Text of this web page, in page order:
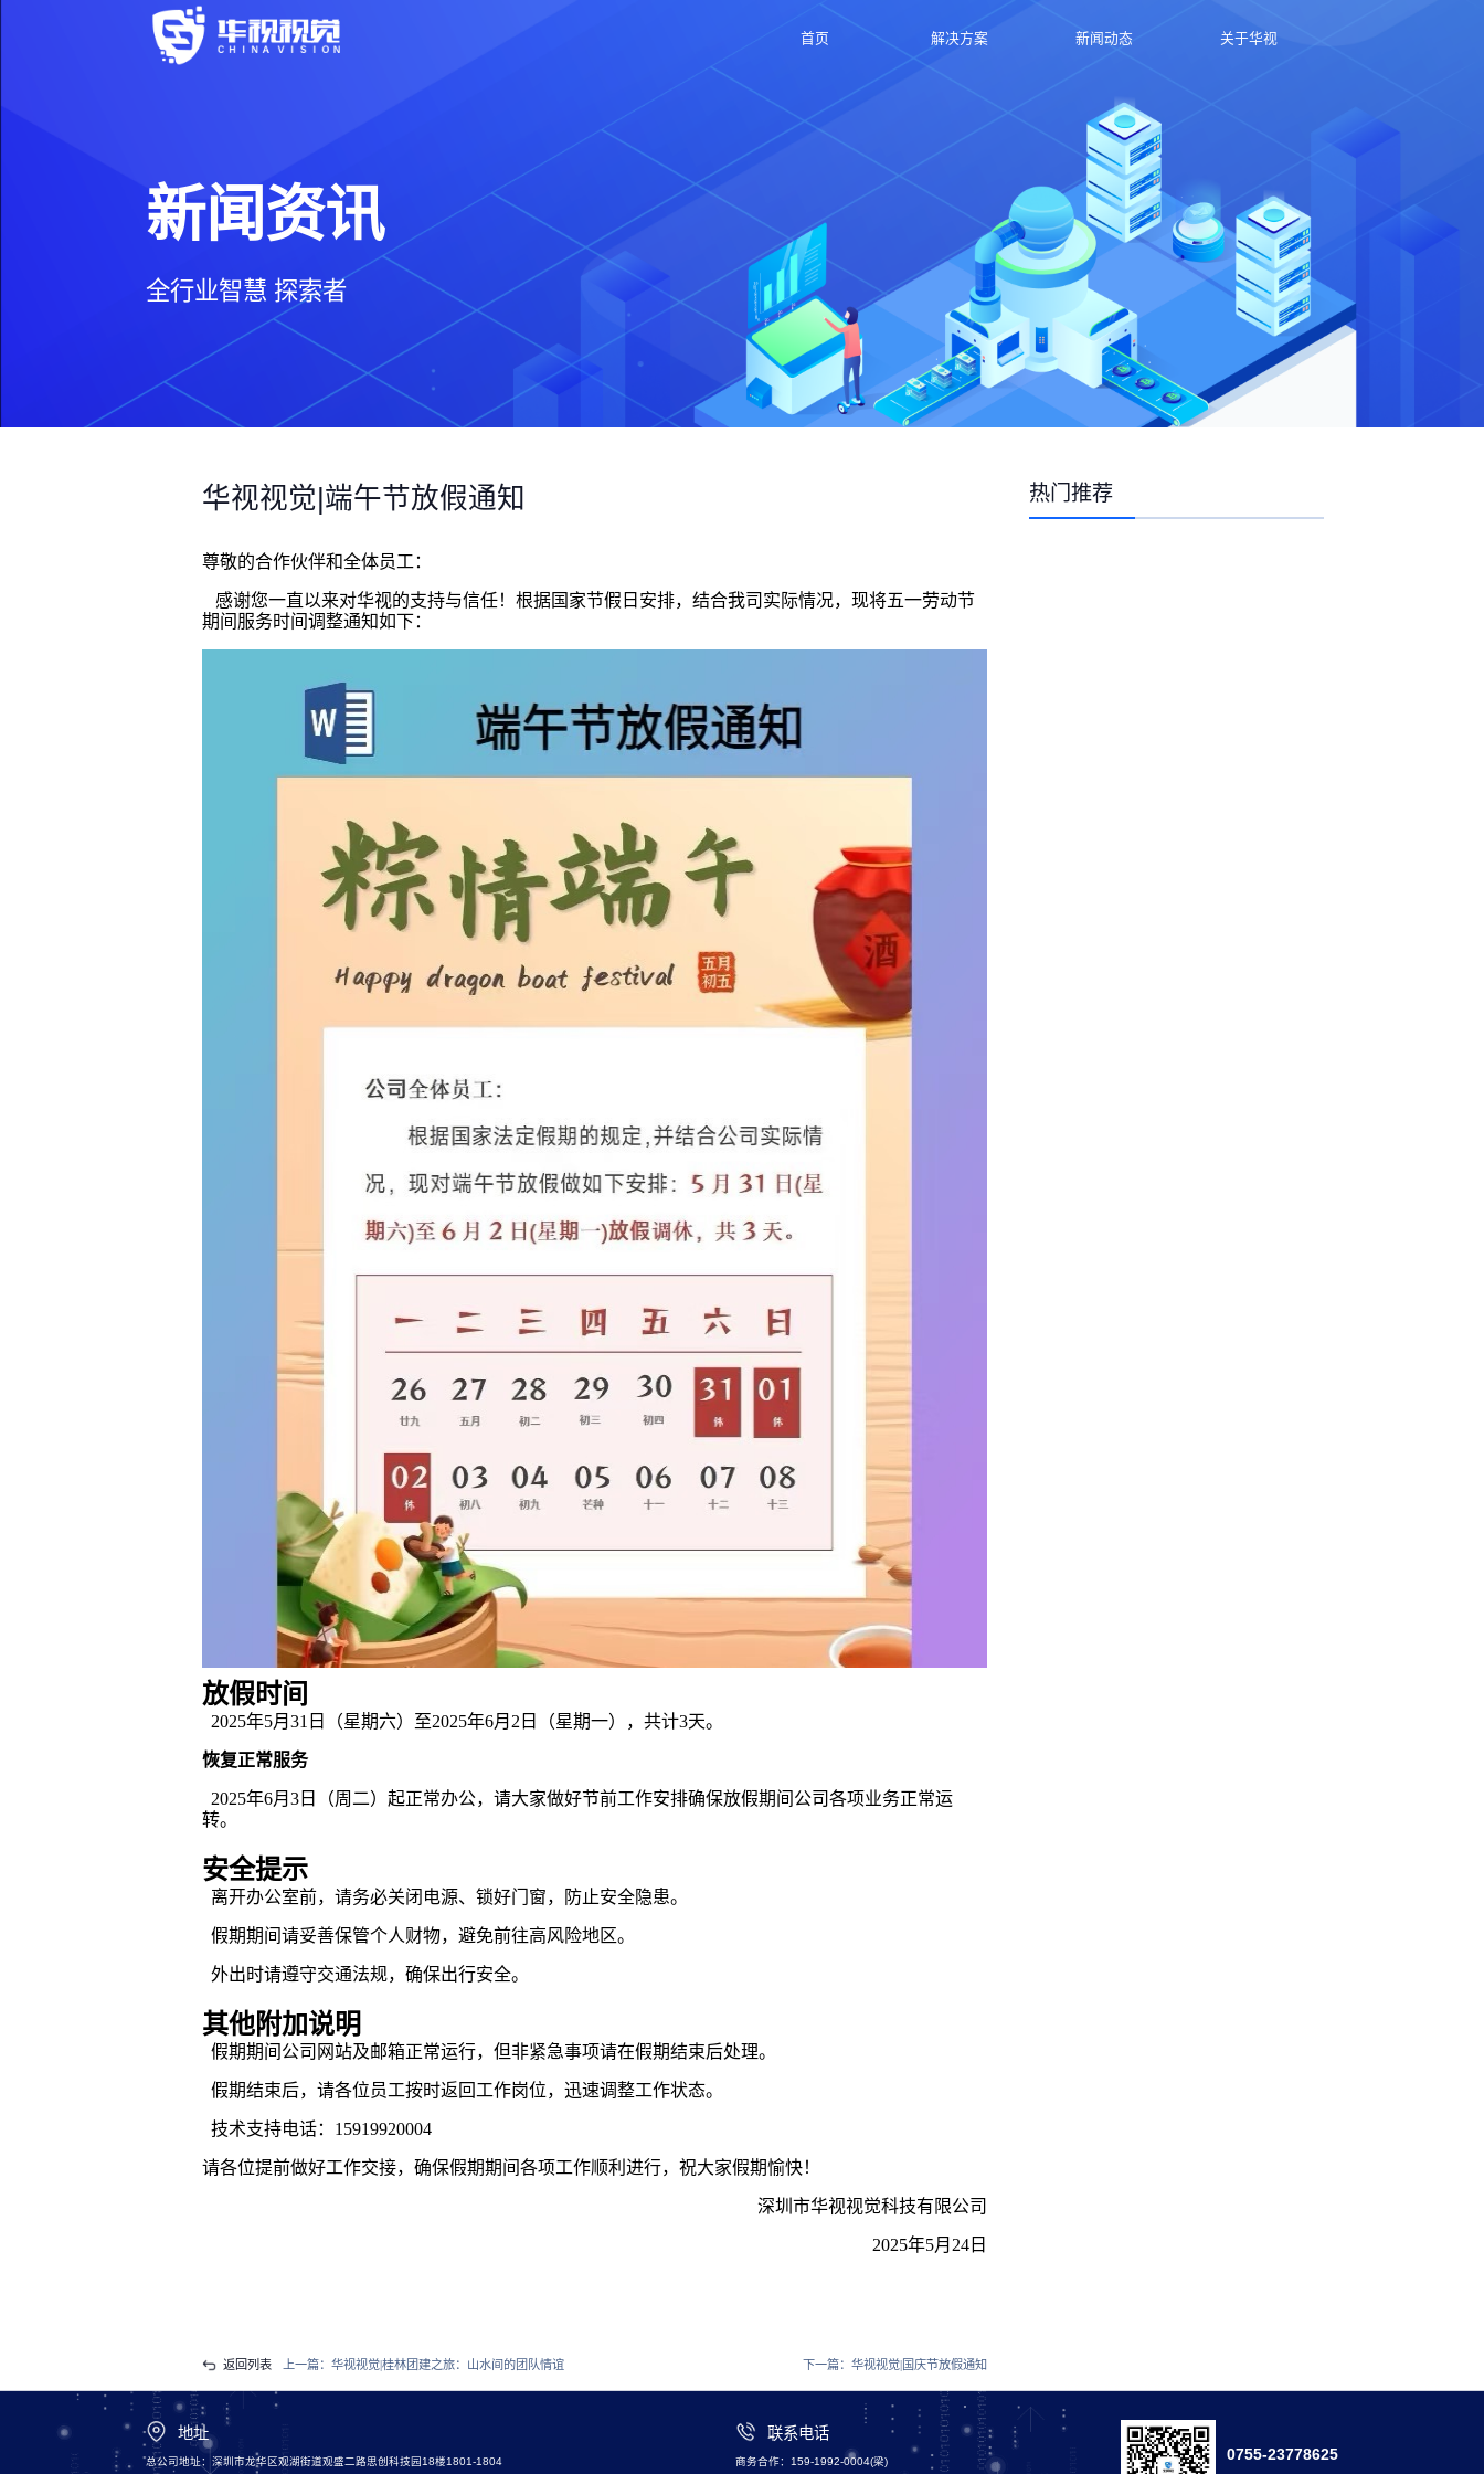
首页 解决方案 新闻动态 关于华视
新闻资讯
全行业智慧 探索者
华视视觉|端午节放假通知
尊敬的合作伙伴和全体员工：
感谢您一直以来对华视的支持与信任！根据国家节假日安排，结合我司实际情况，现将五一劳动节
期间服务时间调整通知如下：
放假时间
2025年5月31日（星期六）至2025年6月2日（星期一），共计3天。
恢复正常服务
2025年6月3日（周二）起正常办公，请大家做好节前工作安排确保放假期间公司各项业务正常运
转。
安全提示
离开办公室前，请务必关闭电源、锁好门窗，防止安全隐患。
假期期间请妥善保管个人财物，避免前往高风险地区。
外出时请遵守交通法规，确保出行安全。
其他附加说明
假期期间公司网站及邮箱正常运行，但非紧急事项请在假期结束后处理。
假期结束后，请各位员工按时返回工作岗位，迅速调整工作状态。
技术支持电话：15919920004
请各位提前做好工作交接，确保假期期间各项工作顺利进行，祝大家假期愉快！
深圳市华视视觉科技有限公司
2025年5月24日
返回列表 上一篇： 华视视觉|桂林团建之旅：山水间的团队情谊 下一篇： 华视视觉|国庆节放假通知
热门推荐
地址
总公司地址：深圳市龙华区观湖街道观盛二路思创科技园18楼1801-1804
联系电话
商务合作：159-1992-0004(梁) 0755-23778625